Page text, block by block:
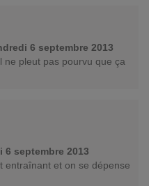
6 septembre 2013
ne pleut pas pourvu que ça
6 septembre 2013
entraînant et on se dépense